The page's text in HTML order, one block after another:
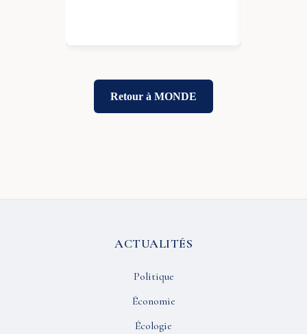
Retour à MONDE
ACTUALITÉS
Politique
Économie
Écologie